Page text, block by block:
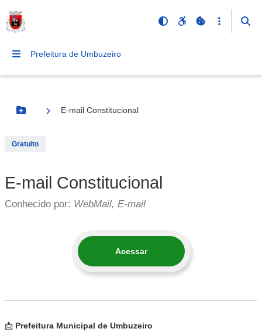
Prefeitura de Umbuzeiro
Botão Menu
E-mail Constitucional
Gratuito
E-mail Constitucional
Conhecido por: WebMail, E-mail
Acessar
📩 Prefeitura Municipal de Umbuzeiro